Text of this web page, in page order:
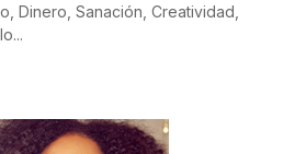
Dinero, Sanación, Creatividad,